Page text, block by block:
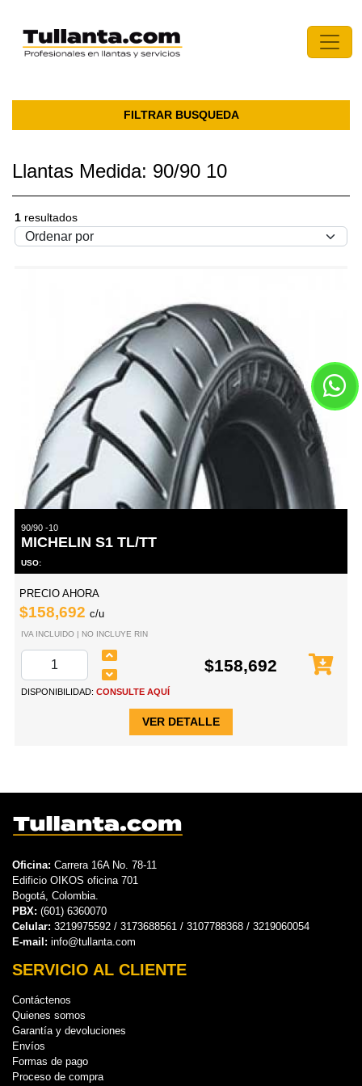
FILTRAR BUSQUEDA
Llantas Medida: 90/90 10
1 resultados
90/90 -10
MICHELIN S1 TL/TT
USO:
PRECIO AHORA
$158,692 c/u
IVA INCLUIDO | NO INCLUYE RIN
$158,692
DISPONIBILIDAD: CONSULTE AQUÍ
VER DETALLE
Oficina: Carrera 16A No. 78-11
Edificio OIKOS oficina 701
Bogotá, Colombia.
PBX: (601) 6360070
Celular: 3219975592 / 3173688561 / 3107788368 / 3219060054
E-mail: info@tullanta.com
SERVICIO AL CLIENTE
Contáctenos
Quienes somos
Garantía y devoluciones
Envíos
Formas de pago
Proceso de compra